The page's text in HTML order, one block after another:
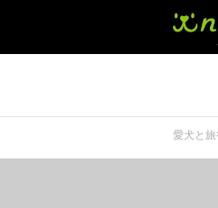
愛犬と